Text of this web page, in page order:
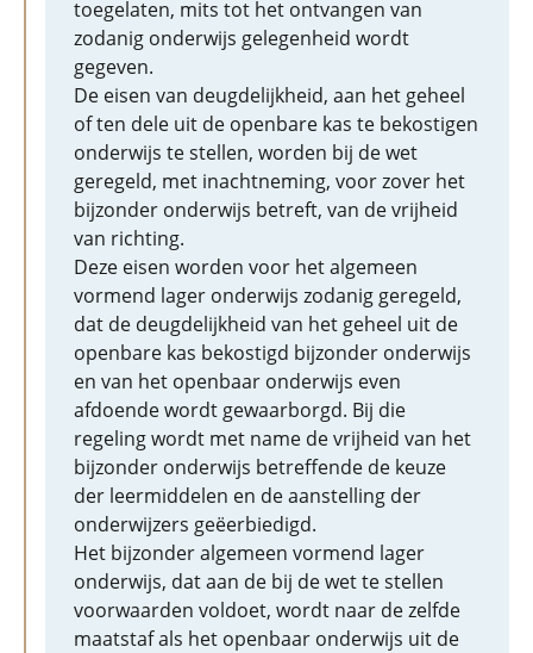
toegelaten, mits tot het ontvangen van
zodanig onderwijs gelegenheid wordt
gegeven.
De eisen van deugdelijkheid, aan het geheel
of ten dele uit de openbare kas te bekostigen
onderwijs te stellen, worden bij de wet
geregeld, met inachtneming, voor zover het
bijzonder onderwijs betreft, van de vrijheid
van richting.
Deze eisen worden voor het algemeen
vormend lager onderwijs zodanig geregeld,
dat de deugdelijkheid van het geheel uit de
openbare kas bekostigd bijzonder onderwijs
en van het openbaar onderwijs even
afdoende wordt gewaarborgd. Bij die
regeling wordt met name de vrijheid van het
bijzonder onderwijs betreffende de keuze
der leermiddelen en de aanstelling der
onderwijzers geëerbiedigd.
Het bijzonder algemeen vormend lager
onderwijs, dat aan de bij de wet te stellen
voorwaarden voldoet, wordt naar de zelfde
maatstaf als het openbaar onderwijs uit de